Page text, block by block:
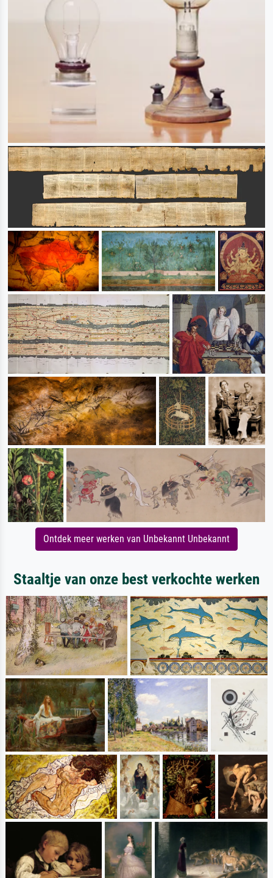
Ontdek meer werken van Unbekannt Unbekannt
Staaltje van onze best verkochte werken